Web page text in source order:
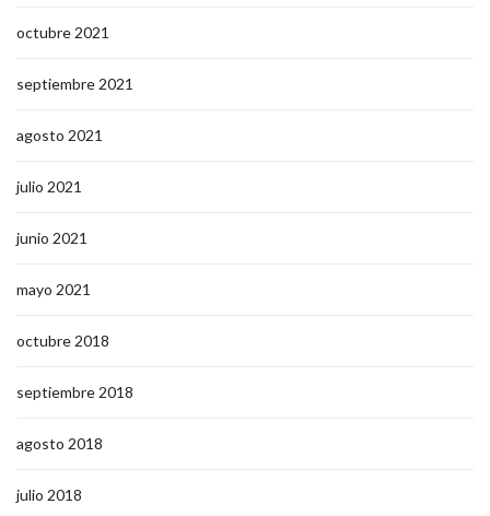
octubre 2021
septiembre 2021
agosto 2021
julio 2021
junio 2021
mayo 2021
octubre 2018
septiembre 2018
agosto 2018
julio 2018